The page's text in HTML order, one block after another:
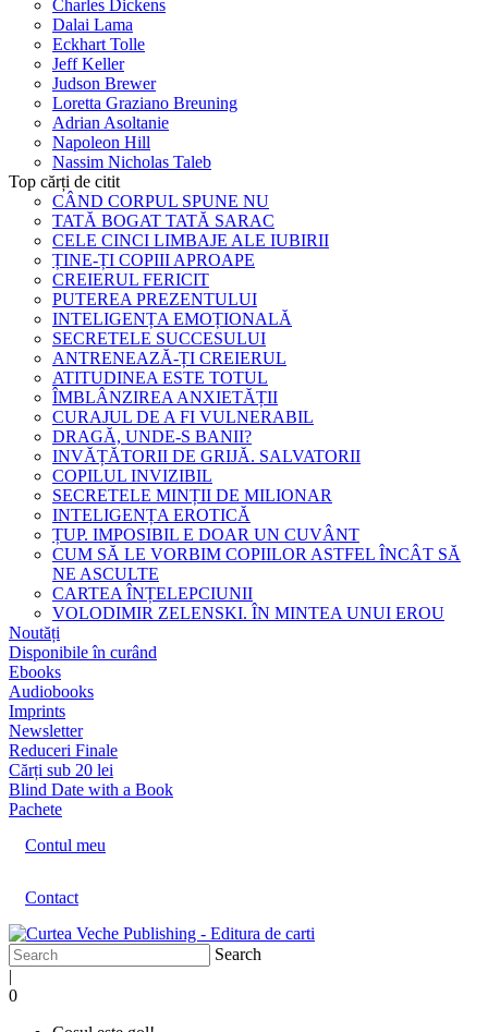
Charles Dickens
Dalai Lama
Eckhart Tolle
Jeff Keller
Judson Brewer
Loretta Graziano Breuning
Adrian Asoltanie
Napoleon Hill
Nassim Nicholas Taleb
Top cărți de citit
CÂND CORPUL SPUNE NU
TATĂ BOGAT TATĂ SARAC
CELE CINCI LIMBAJE ALE IUBIRII
ȚINE-ȚI COPIII APROAPE
CREIERUL FERICIT
PUTEREA PREZENTULUI
INTELIGENȚA EMOȚIONALĂ
SECRETELE SUCCESULUI
ANTRENEAZĂ-ȚI CREIERUL
ATITUDINEA ESTE TOTUL
ÎMBLÂNZIREA ANXIETĂȚII
CURAJUL DE A FI VULNERABIL
DRAGĂ, UNDE-S BANII?
INVĂȚĂTORII DE GRIJĂ. SALVATORII
COPILUL INVIZIBIL
SECRETELE MINȚII DE MILIONAR
INTELIGENȚA EROTICĂ
ȚUP. IMPOSIBIL E DOAR UN CUVÂNT
CUM SĂ LE VORBIM COPIILOR ASTFEL ÎNCÂT SĂ
NE ASCULTE
CARTEA ÎNȚELEPCIUNII
VOLODIMIR ZELENSKI. ÎN MINTEA UNUI EROU
Noutăți
Disponibile în curând
Ebooks
Audiobooks
Imprints
Newsletter
Reduceri Finale
Cărți sub 20 lei
Blind Date with a Book
Pachete
Contul meu
Contact
Search
|
0